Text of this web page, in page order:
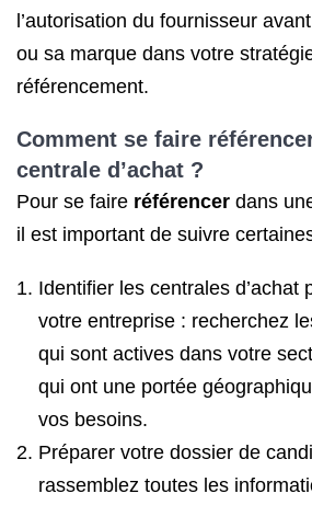
l’autorisation du fournisseur
ou sa marque dans votre
référencement.
Comment se faire
centrale d’achat ?
Pour se faire référencer dans
il est important de suivre
Identifier les centrales d’achat
votre entreprise : recherchez
qui sont actives dans votre
qui ont une portée
vos besoins.
Préparer votre dossier de
rassemblez toutes les